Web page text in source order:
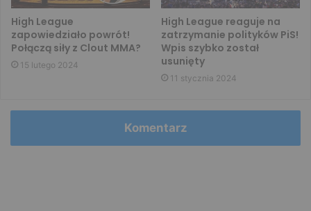
High League
zapowiedziało powrót!
Połączą siły z Clout MMA?
15 lutego 2024
High League reaguje na
zatrzymanie polityków PiS!
Wpis szybko został
usunięty
11 stycznia 2024
Komentarz